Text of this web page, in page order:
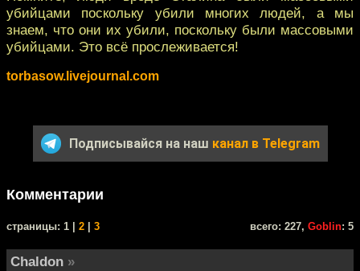
убийцами поскольку убили многих людей, а мы
знаем, что они их убили, поскольку были массовыми
убийцами. Это всё прослеживается!
torbasow.livejournal.com
Подписывайся на наш канал в Telegram
Комментарии
cтраницы: 1 | 2 3 всего: 227, Goblin: 5
Chaldon »